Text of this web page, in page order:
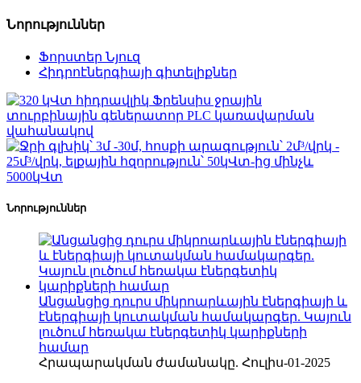
Նորություններ
Ֆորստեր Նյուզ
Հիդրոէներգիայի գիտելիքներ
Նորություններ
Անցանցից դուրս միկրոարևային էներգիայի և
էներգիայի կուտակման համակարգեր. Կայուն
լուծում հեռակա էներգետիկ կարիքների
համար
Հրապարակման ժամանակը. Հուլիս-01-2025